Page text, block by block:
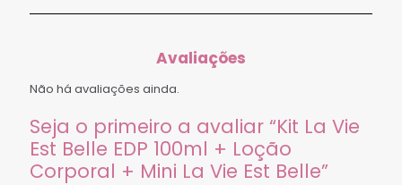
Avaliações
Não há avaliações ainda.
Seja o primeiro a avaliar “Kit La Vie
Est Belle EDP 100ml + Loção
Corporal + Mini La Vie Est Belle”